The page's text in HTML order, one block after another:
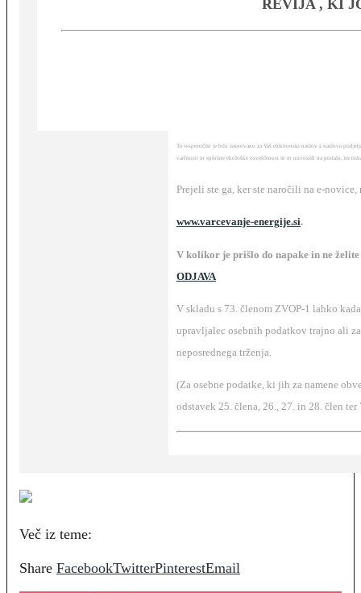
REVIJA , KI
To e-sporočilo je bilo zasnovano za Vaš elektronski naslov z naslova
varčnosti in splošne ekološke osveščenost in in novostih na portalu, ter
Prejeli ste ga, ker ste naročili na e-
www.varcevanje-energije.si.
V kolikor je prišlo do napake in ne
ODJAVA
V skladu s 73. členom ZVOP-1 lahko
upravljalec osebnih podatkov trajno ali
neposrednega trženja.
(Za osebne podatke, ki jih za namene
odstavek 25. člena, 26., 27. in 28. člen ter
Več iz teme:
Share FacebookTwitterPinterestEmail